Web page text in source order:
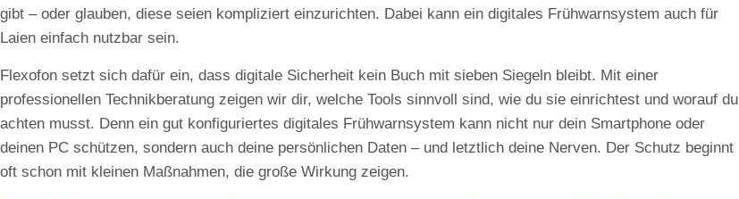
gibt – oder glauben, diese seien kompliziert einzurichten. Dabei kann ein digitales Frühwarnsystem auch für
Laien einfach nutzbar sein.
Flexofon setzt sich dafür ein, dass digitale Sicherheit kein Buch mit sieben Siegeln bleibt. Mit einer
professionellen Technikberatung zeigen wir dir, welche Tools sinnvoll sind, wie du sie einrichtest und worauf du
achten musst. Denn ein gut konfiguriertes digitales Frühwarnsystem kann nicht nur dein Smartphone oder
deinen PC schützen, sondern auch deine persönlichen Daten – und letztlich deine Nerven. Der Schutz beginnt
oft schon mit kleinen Maßnahmen, die große Wirkung zeigen.